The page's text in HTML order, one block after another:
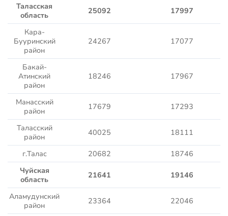
Таласская
область
25092 17997
Кара-
Бууринский
район
24267 17077
Бакай-
Атинский
район
18246 17967
Манасский
район
17679 17293
Таласский
район
40025 18111
г.Талас 20682
18746
Чуйская
область
21641 19146
Аламудунский
район
23364 22046